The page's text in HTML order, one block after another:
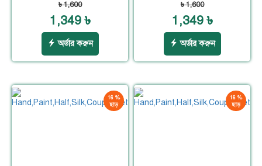
৳ 1,600
1,349 ৳
অর্ডার করুন
৳ 1,600
1,349 ৳
অর্ডার করুন
16 %
ছাড়
16 %
ছাড়